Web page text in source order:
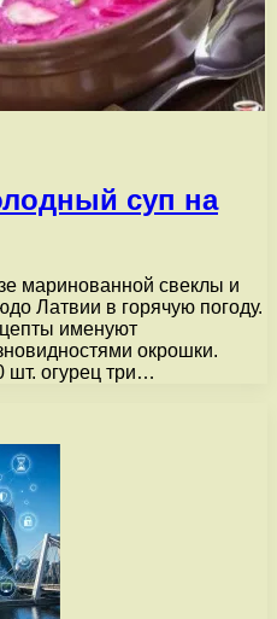
суп на
маринованной свеклы и
Латвии в горячую погоду.
именуют
окрошки.
шт. огурец три…